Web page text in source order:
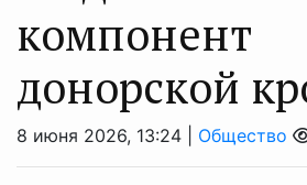
компонент
донорской
8 июня 2026, 13:24 | Общество